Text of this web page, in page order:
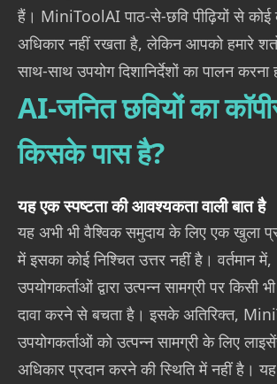
हैं। MiniToolAI पाठ-से-छवि पीढ़ियों से कोई
अधिकार नहीं रखता है, लेकिन आपको हमारे
साथ-साथ उपयोग दिशानिर्देशों का पालन करना
AI-जनित छवियों का
किसके पास है?
यह एक स्पष्टता की आवश्यकता वाली बात है
यह अभी भी वैश्विक समुदाय के लिए एक खुला
में इसका कोई निश्चित उत्तर नहीं है। वर्तमान
उपयोगकर्ताओं द्वारा उत्पन्न सामग्री पर किसी
दावा करने से बचता है। इसके अतिरिक्त,
उपयोगकर्ताओं को उत्पन्न सामग्री के लिए
अधिकार प्रदान करने की स्थिति में नहीं है। यह